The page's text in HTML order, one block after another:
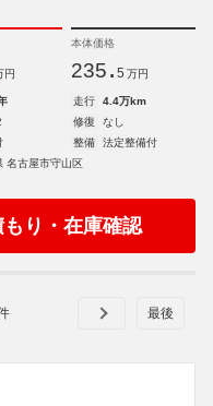
円
本体価格
235. 5 万円
走行
4.4万km
修復
なし
整備
法定整備付
名古屋市守山区
もり・在庫確認